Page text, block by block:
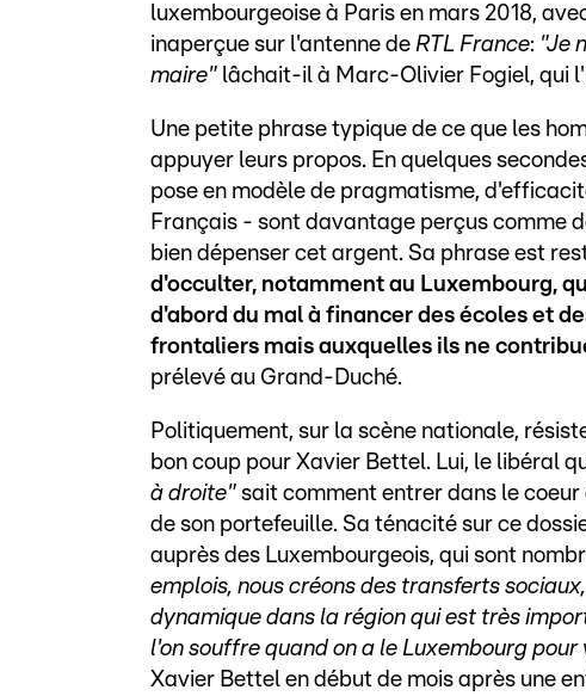
luxembourgeoise à Paris en mars 2018,
inaperçue sur l'antenne de RTL France: "Je
maire" lâchait-il à Marc-Olivier Fogiel, qui
Une petite phrase typique de ce que les
appuyer leurs propos. En quelques
pose en modèle de pragmatisme,
Français - sont davantage perçus comme
bien dépenser cet argent. Sa phrase est
d'occulter, notamment au Luxembourg,
d'abord du mal à financer des écoles et
frontaliers mais auxquelles ils ne
prélevé au Grand-Duché.
Politiquement, sur la scène nationale,
bon coup pour Xavier Bettel. Lui, le libéral
à droite" sait comment entrer dans le
de son portefeuille. Sa ténacité sur ce
auprès des Luxembourgeois, qui sont
emplois, nous créons des transferts
dynamique dans la région qui est très
l'on souffre quand on a le Luxembourg
Xavier Bettel en début de mois après une